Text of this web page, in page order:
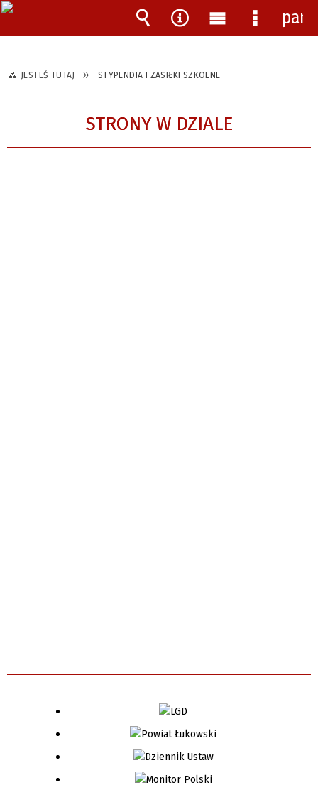
JESTEŚ TUTAJ STYPENDIA I ZASIŁKI SZKOLNE
STRONY W DZIALE
Wyszukiwarka
Narzędzia
MenuMenu